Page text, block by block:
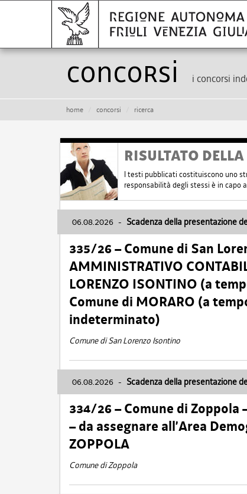
Concorsi i concorsi
home concorsi ricerca
RISULTATO
I testi pubblicati costituiscono uno
responsabilità degli stessi è in capo
06.08.2026 - Scadenza della presentazione
335/26 – Comune di San
AMMINISTRATIVO
LORENZO ISONTINO (a
Comune di MORARO (a
indeterminato)
Comune di San Lorenzo Isontino
06.08.2026 - Scadenza della presentazione
334/26 – Comune di Zoppola
– da assegnare all’Area
ZOPPOLA
Comune di Zoppola